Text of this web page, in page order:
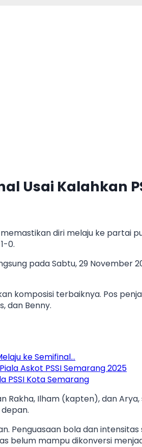
Usai Kalahkan
memastikan diri melaju ke partai
0.
pada Sabtu, 29 November
komposisi terbaiknya. Pos
dan Benny.
ke Semifinal…
Askot PSSI Semarang 2025
PSSI Kota Semarang
Rakha, Ilham (kapten), dan
Penguasaan bola dan
belum mampu dikonversi